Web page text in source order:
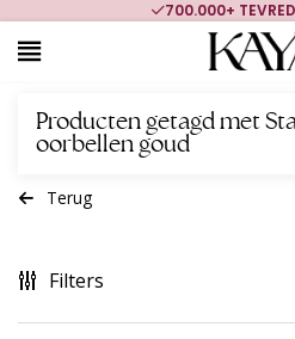
700.000+
Producten getagd met
oorbellen goud
Terug
Filters